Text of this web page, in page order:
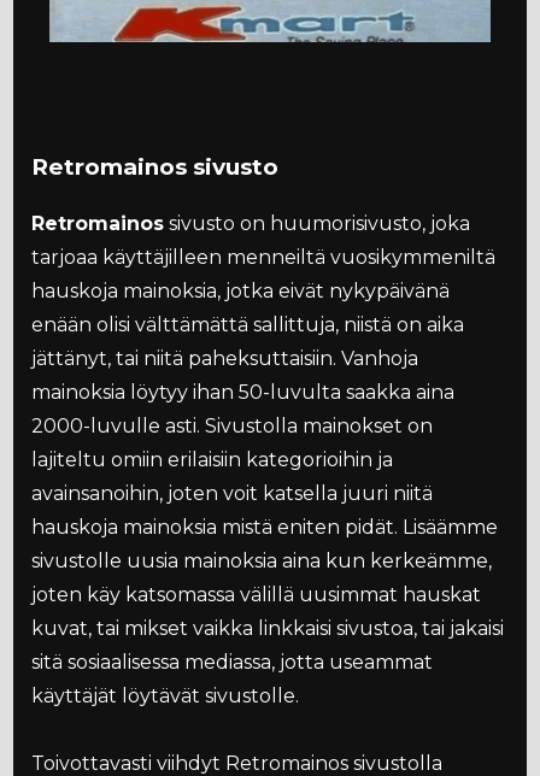
Retromainos sivusto
Retromainos sivusto on huumorisivusto, joka
tarjoaa käyttäjilleen menneiltä vuosikymmeniltä
hauskoja mainoksia, jotka eivät nykypäivänä
enään olisi välttämättä sallittuja, niistä on aika
jättänyt, tai niitä paheksuttaisiin. Vanhoja
mainoksia löytyy ihan 50-luvulta saakka aina
2000-luvulle asti. Sivustolla mainokset on
lajiteltu omiin erilaisiin kategorioihin ja
avainsanoihin, joten voit katsella juuri niitä
hauskoja mainoksia mistä eniten pidät. Lisäämme
sivustolle uusia mainoksia aina kun kerkeämme,
joten käy katsomassa välillä uusimmat hauskat
kuvat, tai mikset vaikka linkkaisi sivustoa, tai jakaisi
sitä sosiaalisessa mediassa, jotta useammat
käyttäjät löytävät sivustolle.
Toivottavasti viihdyt Retromainos sivustolla